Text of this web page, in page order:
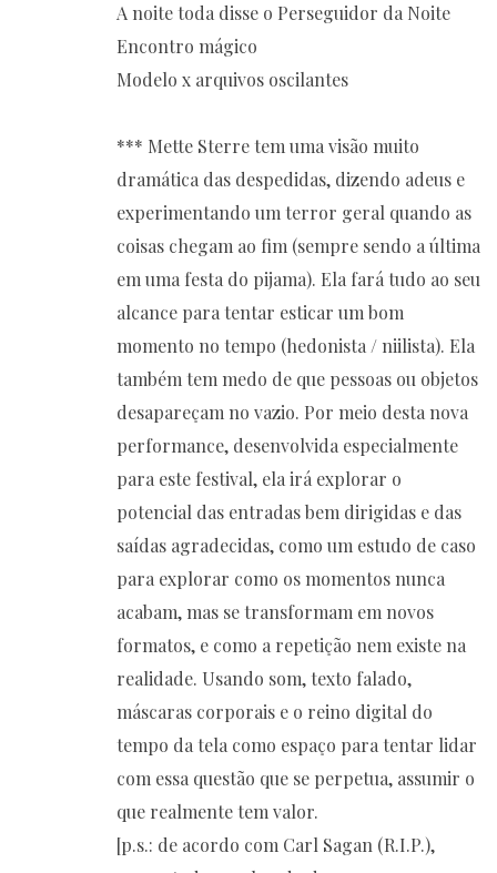
A noite toda disse o Perseguidor da Noite
Encontro mágico
Modelo x arquivos oscilantes
*** Mette Sterre tem uma visão muito
dramática das despedidas, dizendo adeus e
experimentando um terror geral quando as
coisas chegam ao fim (sempre sendo a última
em uma festa do pijama). Ela fará tudo ao seu
alcance para tentar esticar um bom
momento no tempo (hedonista / niilista). Ela
também tem medo de que pessoas ou objetos
desapareçam no vazio. Por meio desta nova
performance, desenvolvida especialmente
para este festival, ela irá explorar o
potencial das entradas bem dirigidas e das
saídas agradecidas, como um estudo de caso
para explorar como os momentos nunca
acabam, mas se transformam em novos
formatos, e como a repetição nem existe na
realidade. Usando som, texto falado,
máscaras corporais e o reino digital do
tempo da tela como espaço para tentar lidar
com essa questão que se perpetua, assumir o
que realmente tem valor.
[p.s.: de acordo com Carl Sagan (R.I.P.),